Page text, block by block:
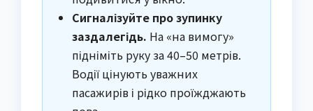
Сигналізуйте про зупинку
заздалегідь. На «на вимогу»
підніміть руку за 40–50 метрів.
Водії цінують уважних
пасажирів і рідко проїжджають